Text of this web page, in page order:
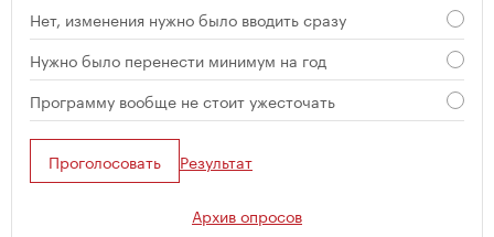
Нет, изменения нужно было вводить сразу
Нужно было перенести минимум на год
Программу вообще не стоит ужесточать
Проголосовать Результат
Архив опросов